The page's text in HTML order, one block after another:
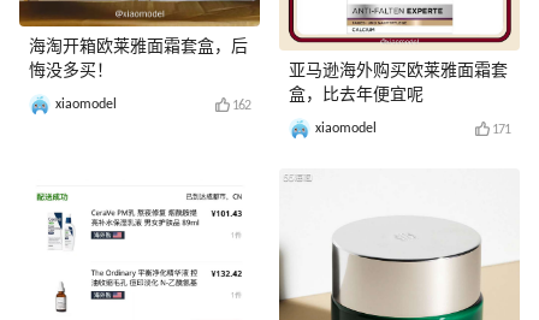
海淘开箱欧莱雅面霜套盒，后
悔没多买！
xiaomodel 162
亚马逊海外购买欧莱雅面霜套
盒，比去年便宜呢
xiaomodel 171